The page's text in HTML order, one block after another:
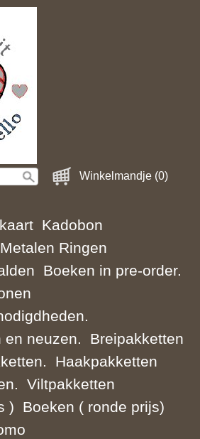
Winkelmandje (0)
Kadobon
Metalen Ringen
Boeken in pre-order.
neuzen.
Breipakketten
Haakpakketten
Viltpakketten
)
Boeken ( ronde prijs)